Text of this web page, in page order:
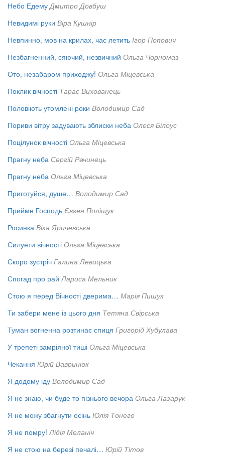
Небо Едему Дмитро Довбуш
Невидимі руки Віра Кушнір
Невпинно, мов на крилах, час летить Ігор Попович
Незбагненний, сяючий, незвичний Ольга Чорномаз
Ото, незабаром приходжу! Ольга Міцевська
Поклик вічності Тарас Вихованець
Половіють утомлені роки Володимир Сад
Пориви вітру задувають зблиски неба Олеся Білоус
Поцілунок вічності Ольга Міцевська
Прагну неба Сергій Рачинець
Прагну неба Ольга Міцевська
Приготуйся, душе… Володимир Сад
Прийме Господь Євген Поліщук
Росинка Віка Яричевська
Силуети вічності Ольга Міцевська
Скоро зустріч Галина Левицька
Спогад про рай Лариса Мельник
Стою я перед Вічності дверима… Марія Пишук
Ти забери мене із цього дня Тетяна Свірська
Туман вогненна розтинає спиця Григорій Хубулава
У трепеті замріяної тиші Ольга Міцевська
Чекання Юрій Вавринюк
Я додому іду Володимир Сад
Я не знаю, чи буде то пізнього вечора Ольга Лазарук
Я не можу збагнути осінь Юлія Тонего
Я не помру! Лідія Меланіч
Я не стою на березі печалі… Юрій Тітов